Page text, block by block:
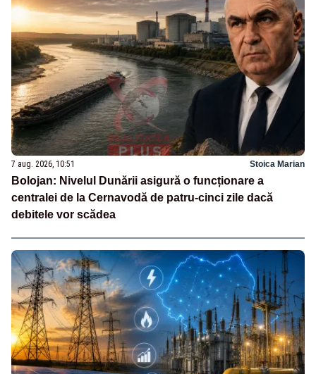
7 aug. 2026, 10:51 Stoica Marian
Bolojan: Nivelul Dunării asigură o funcționare a
centralei de la Cernavodă de patru-cinci zile dacă
debitele vor scădea